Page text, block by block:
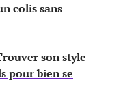
colis sans
son style
pour bien se